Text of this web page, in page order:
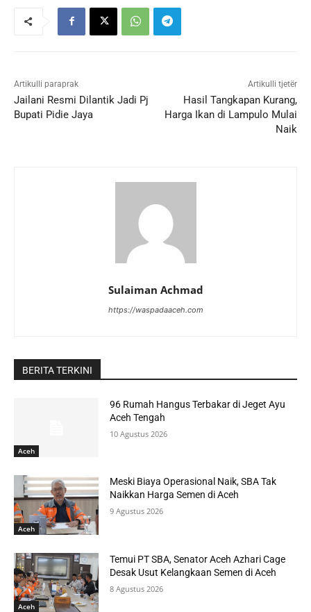
Artikulli paraprak
Jailani Resmi Dilantik Jadi Pj
Bupati Pidie Jaya
Artikulli tjetër
Hasil Tangkapan Kurang,
Harga Ikan di Lampulo Mulai
Naik
Sulaiman Achmad
https://waspadaaceh.com
BERITA TERKINI
Aceh
96 Rumah Hangus Terbakar di Jeget Ayu
Aceh Tengah
10 Agustus 2026
Aceh
Meski Biaya Operasional Naik, SBA Tak
Naikkan Harga Semen di Aceh
9 Agustus 2026
Aceh
Temui PT SBA, Senator Aceh Azhari Cage
Desak Usut Kelangkaan Semen di Aceh
8 Agustus 2026